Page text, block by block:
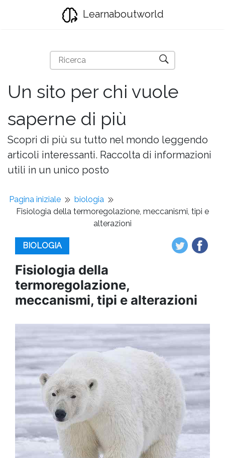
Learnaboutworld
Un sito per chi vuole
saperne di più
Scopri di più su tutto nel mondo leggendo
articoli interessanti. Raccolta di informazioni
utili in un unico posto
Pagina iniziale
biologia
Fisiologia della termoregolazione, meccanismi, tipi e
alterazioni
BIOLOGIA
Fisiologia della
termoregolazione,
meccanismi, tipi e alterazioni